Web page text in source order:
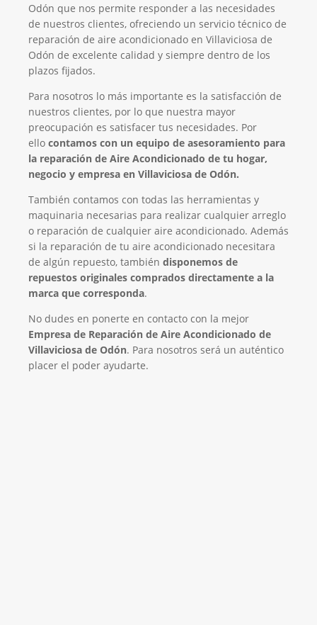
Odón que nos permite responder a las necesidades
de nuestros clientes, ofreciendo un servicio técnico de
reparación de aire acondicionado en Villaviciosa de
Odón de excelente calidad y siempre dentro de los
plazos fijados.
Para nosotros lo más importante es la satisfacción de
nuestros clientes, por lo que nuestra mayor
preocupación es satisfacer tus necesidades. Por
ello contamos con un equipo de asesoramiento para
la reparación de Aire Acondicionado de tu hogar,
negocio y empresa en Villaviciosa de Odón.
También contamos con todas las herramientas y
maquinaria necesarias para realizar cualquier arreglo
o reparación de cualquier aire acondicionado. Además
si la reparación de tu aire acondicionado necesitara
de algún repuesto, también disponemos de
repuestos originales comprados directamente a la
marca que corresponda.
No dudes en ponerte en contacto con la mejor
Empresa de Reparación de Aire Acondicionado de
Villaviciosa de Odón. Para nosotros será un auténtico
placer el poder ayudarte.